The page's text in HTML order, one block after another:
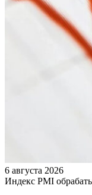
6 августа 2026
Индекс PMI